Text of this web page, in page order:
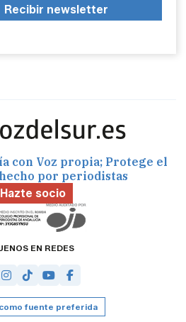
Recibir newsletter
con Voz propia; Protege el
por periodistas
Hazte socio
EN REDES
fuente preferida